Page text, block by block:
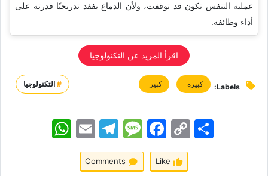
عملیه التنفس تکون قد توقفت، ولأن الدماغ یفقد تدریجیًا قدرته على
أداء وظائفه.
اقرأ المزید عن التکنولوجیا
Labels: کبیره کبیر #التكنولوجيا
WhatsApp EmailTelegramMessageFacebook Copy
Link
اشتراک
Like
Comments